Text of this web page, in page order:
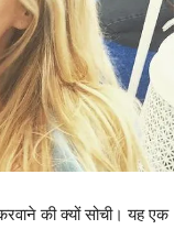
की क्यों सोची। यह एक